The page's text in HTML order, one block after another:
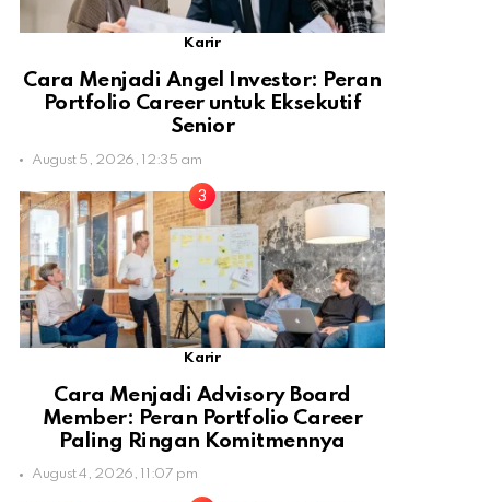
Karir
Cara Menjadi Angel Investor: Peran
Portfolio Career untuk Eksekutif
Senior
August 5, 2026, 12:35 am
Karir
Cara Menjadi Advisory Board
Member: Peran Portfolio Career
Paling Ringan Komitmennya
August 4, 2026, 11:07 pm